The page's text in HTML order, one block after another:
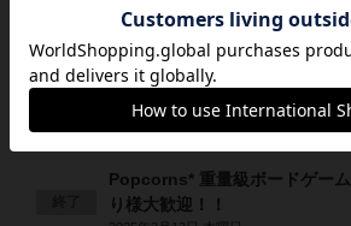
2025年3月6日 木曜日
Popcorns* 重量級ボードゲーム
2025年3月12日 水曜日
Popcorns* 重量級ボードゲー
り様大歓迎！！